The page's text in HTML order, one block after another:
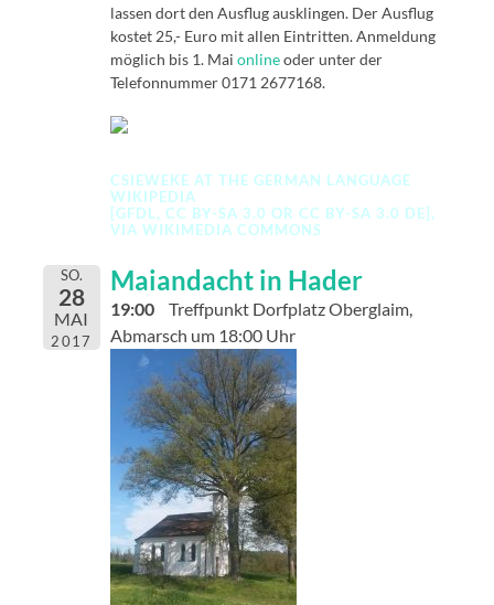
lassen dort den Ausflug ausklingen. Der Ausflug
kostet 25,- Euro mit allen Eintritten. Anmeldung
möglich bis 1. Maionlineoder unter der
Telefonnummer 0171 2677168.
CSIEWEKE AT THEGERMAN LANGUAGE
WIKIPEDIA
[GFDL,CC BY-SA 3.0 ORCC BY-SA 3.0 DE],
VIA WIKIMEDIA COMMONS
SO.
28
MAI
2017
Maiandacht in Hader
19:00
Treffpunkt Dorfplatz Oberglaim,
Abmarsch um 18:00 Uhr